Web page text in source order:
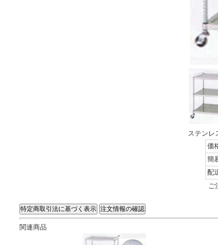
ステンレ
価
簡
配
ご
関連商品